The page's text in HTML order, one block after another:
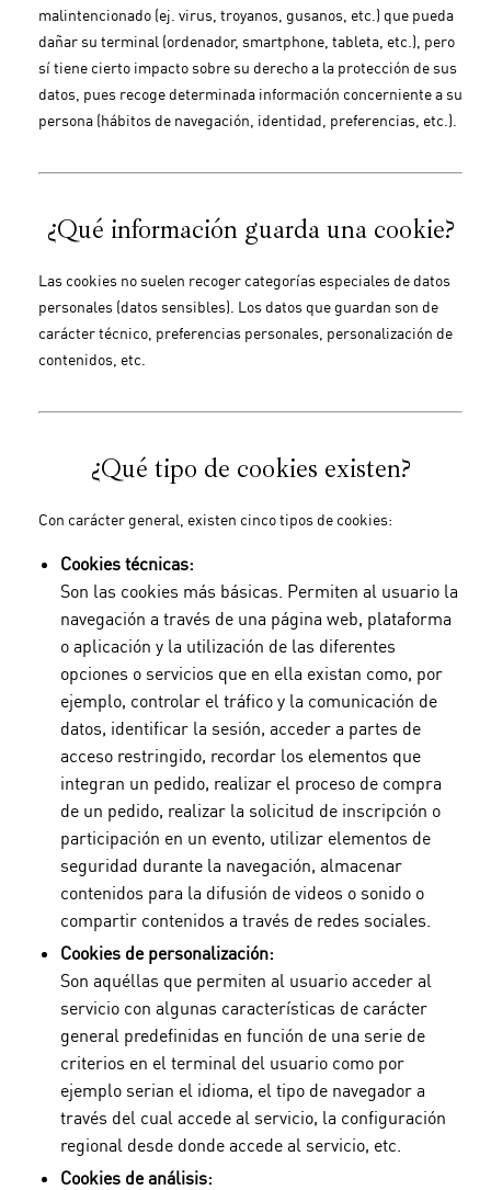
malintencionado (ej. virus, troyanos, gusanos, etc.) que pueda
dañar su terminal (ordenador, smartphone, tableta, etc.), pero
sí tiene cierto impacto sobre su derecho a la protección de sus
datos, pues recoge determinada información concerniente a su
persona (hábitos de navegación, identidad, preferencias, etc.).
¿Qué información guarda una cookie?
Las cookies no suelen recoger categorías especiales de datos
personales (datos sensibles). Los datos que guardan son de
carácter técnico, preferencias personales, personalización de
contenidos, etc.
¿Qué tipo de cookies existen?
Con carácter general, existen cinco tipos de cookies:
Cookies técnicas:
Son las cookies más básicas. Permiten al usuario la
navegación a través de una página web, plataforma
o aplicación y la utilización de las diferentes
opciones o servicios que en ella existan como, por
ejemplo, controlar el tráfico y la comunicación de
datos, identificar la sesión, acceder a partes de
acceso restringido, recordar los elementos que
integran un pedido, realizar el proceso de compra
de un pedido, realizar la solicitud de inscripción o
participación en un evento, utilizar elementos de
seguridad durante la navegación, almacenar
contenidos para la difusión de videos o sonido o
compartir contenidos a través de redes sociales.
Cookies de personalización:
Son aquéllas que permiten al usuario acceder al
servicio con algunas características de carácter
general predefinidas en función de una serie de
criterios en el terminal del usuario como por
ejemplo serian el idioma, el tipo de navegador a
través del cual accede al servicio, la configuración
regional desde donde accede al servicio, etc.
Cookies de análisis: